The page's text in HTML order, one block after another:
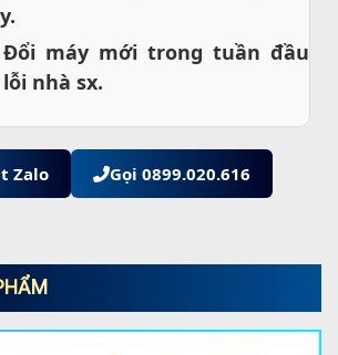
Đổi máy mới trong tuần đầu
nhà sx.
Zalo Gọi 0899.020.616